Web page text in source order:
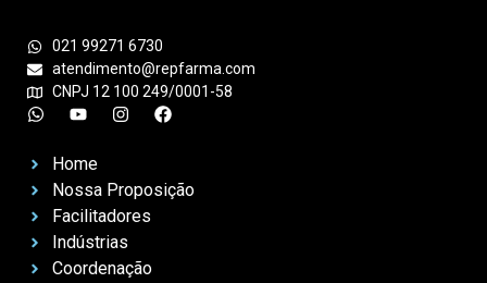
021 99271 6730
atendimento@repfarma.com
CNPJ 12 100 249/0001-58
Home
Nossa Proposição
Facilitadores
Indústrias
Coordenação